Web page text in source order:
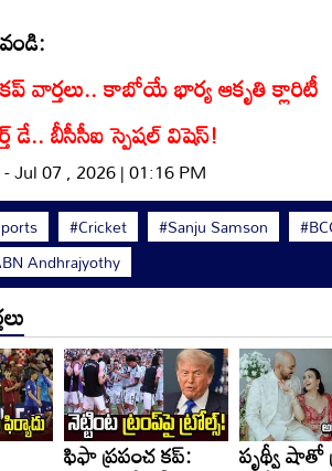
వార్తలు.. కాబోయే భార్య ఆకృతి క్లారిటీ
డే.. బీసీసీఐ స్పెషల్ విషెస్!
Jul 07 , 2026 | 01:16 PM
#Cricket #Sanju Samson
Andhrajyothy
ఫిఫా ప్రపంచ కప్: పృథ్వీ షాతో